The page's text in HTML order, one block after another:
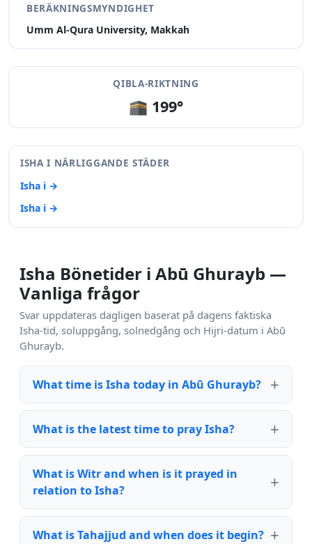
BERÄKNINGSMYNDIGHET
Umm Al-Qura University, Makkah
QIBLA-RIKTNING
🕋 199°
ISHA I NÄRLIGGANDE STÄDER
Isha i →
Isha i →
Isha Bönetider i Abū Ghurayb —
Vanliga frågor
Svar uppdateras dagligen baserat på dagens faktiska
Isha-tid, soluppgång, solnedgång och Hijri-datum i Abū
Ghurayb.
What time is Isha today in Abū Ghurayb?
What is the latest time to pray Isha?
What is Witr and when is it prayed in
relation to Isha?
What is Tahajjud and when does it begin?